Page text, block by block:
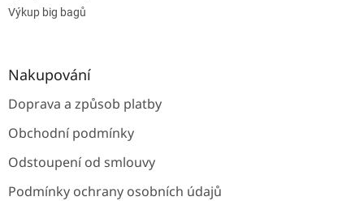
Výkup big bagů
Nakupování
Doprava a způsob platby
Obchodní podmínky
Odstoupení od smlouvy
Podmínky ochrany osobních údajů